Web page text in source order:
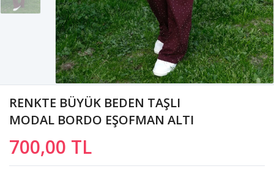
RENKTE BÜYÜK BEDEN TAŞLI
MODAL BORDO EŞOFMAN ALTI
700,00 TL